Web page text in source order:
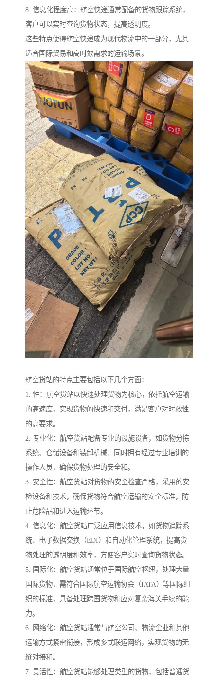
8. 信息化程度高：航空快递通常配备的货物跟踪系统，
客户可以实时查询货物状态，提高透明度。
这些特点使得航空快递成为现代物流中的一部分，尤其
适合国际贸易和高时效需求的运输场景。
航空货站的特点主要包括以下几个方面：
1. 性：航空货站以快速处理货物为核心，依托航空运输
的高速度，实现货物的快速和交付，满足客户对时效性
的高要求。
2. 专业化：航空货站配备专业的设施设备，如货物分拣
系统、仓储设备和装卸机械，同时拥有经过专业培训的
操作人员，确保货物处理的安全和。
3. 安全性：航空货站对货物的安全检查严格，采用的安
检设备和技术，确保货物符合航空运输的安全标准，防
止危险品和进入运输环节。
4. 信息化：航空货站广泛应用信息技术，如货物追踪系
统、电子数据交换（EDI）和自动化管理系统，提高货
物处理的透明度和效率，方便客户实时查询货物状态。
5. 国际化：航空货站通常位于国际航空枢纽，处理大量
国际货物，需符合国际航空运输协会（IATA）等国际组
织的标准，具备处理跨国货物和应对复杂海关手续的能
力。
6. 网络化：航空货站通常与航空公司、物流企业和其他
运输方式紧密衔接，形成多式联运网络，实现货物的无
缝对接和。
7. 灵活性：航空货站能够处理类型的货物，包括普通货